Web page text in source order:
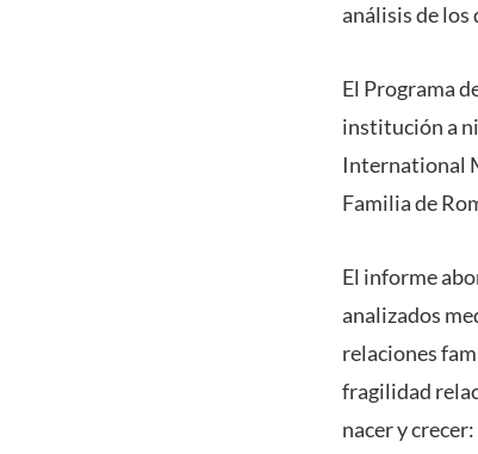
análisis de los
El Programa
institución a
International
Familia de
El informe
analizados
relaciones
fragilidad
nacer y